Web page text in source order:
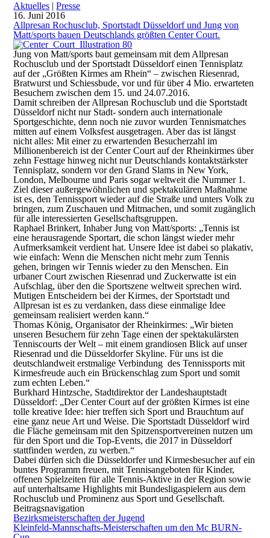
Aktuelles |Presse
16. Juni 2016
Allpresan Rochusclub, Sportstadt Düsseldorf und Jung von
Matt/sports bauen Deutschlands größten Center Court.
Jung von Matt/sports baut gemeinsam mit dem Allpresan
Rochusclub und der Sportstadt Düsseldorf einen Tennisplatz
auf der „Größten Kirmes am Rhein“ – zwischen Riesenrad,
Bratwurst und Schiessbude, vor und für über 4 Mio. erwarteten
Besuchern zwischen dem 15. und 24.07.2016.
Damit schreiben der Allpresan Rochusclub und die Sportstadt
Düsseldorf nicht nur Stadt- sondern auch internationale
Sportgeschichte, denn noch nie zuvor wurden Tennismatches
mitten auf einem Volksfest ausgetragen. Aber das ist längst
nicht alles: Mit einer zu erwartenden Besucherzahl im
Millionenbereich ist der Center Court auf der Rheinkirmes über
zehn Festtage hinweg nicht nur Deutschlands kontaktstärkster
Tennisplatz, sondern vor den Grand Slams in New York,
London, Melbourne und Paris sogar weltweit die Nummer 1.
Ziel dieser außergewöhnlichen und spektakulären Maßnahme
ist es, den Tennissport wieder auf die Straße und unters Volk zu
bringen, zum Zuschauen und Mitmachen, und somit zugänglich
für alle interessierten Gesellschaftsgruppen.
Raphael Brinkert, Inhaber Jung von Matt/sports: „Tennis ist
eine herausragende Sportart, die schon längst wieder mehr
Aufmerksamkeit verdient hat. Unsere Idee ist dabei so plakativ,
wie einfach: Wenn die Menschen nicht mehr zum Tennis
gehen, bringen wir Tennis wieder zu den Menschen. Ein
urbaner Court zwischen Riesenrad und Zuckerwatte ist ein
Aufschlag, über den die Sportszene weltweit sprechen wird.
Mutigen Entscheidern bei der Kirmes, der Sportstadt und
Allpresan ist es zu verdanken, dass diese einmalige Idee
gemeinsam realisiert werden kann.“
Thomas König, Organisator der Rheinkirmes: „Wir bieten
unseren Besuchern für zehn Tage einen der spektakulärsten
Tenniscourts der Welt – mit einem grandiosen Blick auf unser
Riesenrad und die Düsseldorfer Skyline. Für uns ist die
deutschlandweit erstmalige Verbindung des Tennissports mit
Kirmesfreude auch ein Brückenschlag zum Sport und somit
zum echten Leben.“
Burkhard Hintzsche, Stadtdirektor der Landeshauptstadt
Düsseldorf: „Der Center Court auf der größten Kirmes ist eine
tolle kreative Idee: hier treffen sich Sport und Brauchtum auf
eine ganz neue Art und Weise. Die Sportstadt Düsseldorf wird
die Fläche gemeinsam mit den Spitzensportvereinen nutzen um
für den Sport und die Top-Events, die 2017 in Düsseldorf
stattfinden werden, zu werben.“
Dabei dürfen sich die Düsseldorfer und Kirmesbesucher auf ein
buntes Programm freuen, mit Tennisangeboten für Kinder,
offenen Spielzeiten für alle Tennis-Aktive in der Region sowie
auf unterhaltsame Highlights mit Bundesligaspielern aus dem
Rochusclub und Prominenz aus Sport und Gesellschaft.
Beitragsnavigation
Bezirksmeisterschaften der Jugend
Kleinfeld-Mannschafts-Meisterschaften um den Mc BURN-